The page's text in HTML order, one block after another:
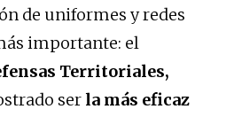
de uniformes y redes
importante: el
Territoriales,
ser la más eficaz